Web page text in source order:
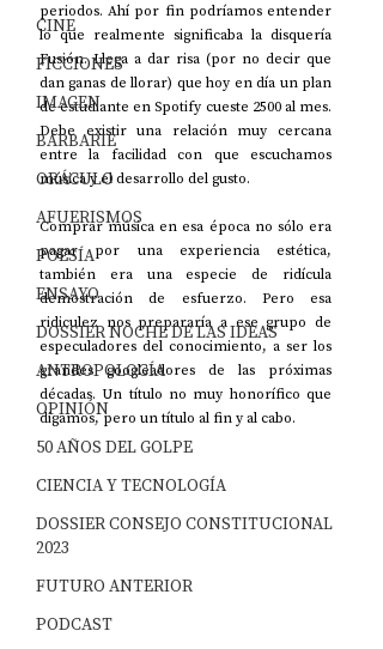
CINE
FICCIONES
IMAGEN
BARBARIE
ORÁCULO
AFUERISMOS
POESÍA
ENSAYO
DOSSIER NOCHE DE LAS IDEAS
ANTROPOLOGÍA
OPINIÓN
50 AÑOS DEL GOLPE
CIENCIA Y TECNOLOGÍA
DOSSIER CONSEJO CONSTITUCIONAL
2023
FUTURO ANTERIOR
PODCAST
periodos. Ahí por fin podríamos entender
lo que realmente significaba la disquería
Fusión. Llega a dar risa (por no decir que
dan ganas de llorar) que hoy en día un plan
de estudiante en Spotify cueste 2500 al mes.
Debe existir una relación muy cercana
entre la facilidad con que escuchamos
música y el desarrollo del gusto.
Comprar música en esa época no sólo era
pagar por una experiencia estética,
también era una especie de ridícula
demostración de esfuerzo. Pero esa
ridiculez nos prepararía a ese grupo de
especuladores del conocimiento, a ser los
grandes googleadores de las próximas
décadas. Un título no muy honorífico que
digamos, pero un título al fin y al cabo.